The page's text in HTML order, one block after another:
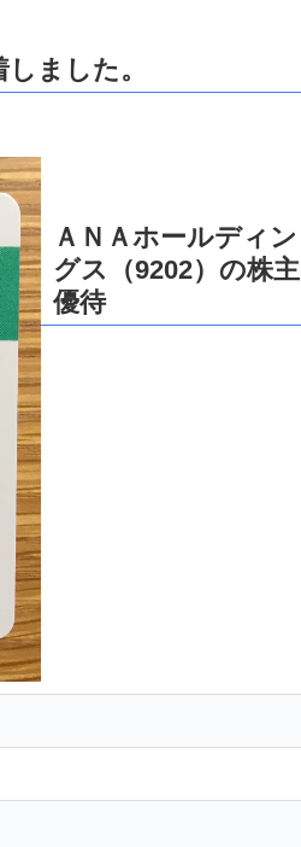
ました。
ＡＮＡホールディン
グス（9202）の株主
優待